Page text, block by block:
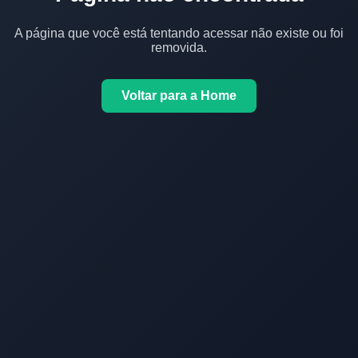
A página que você está tentando acessar não existe ou foi
removida.
Voltar para a Home